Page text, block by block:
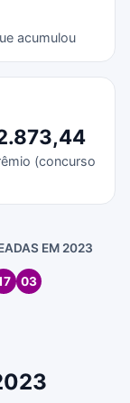
acumulou
(concurso
EM 2023
03